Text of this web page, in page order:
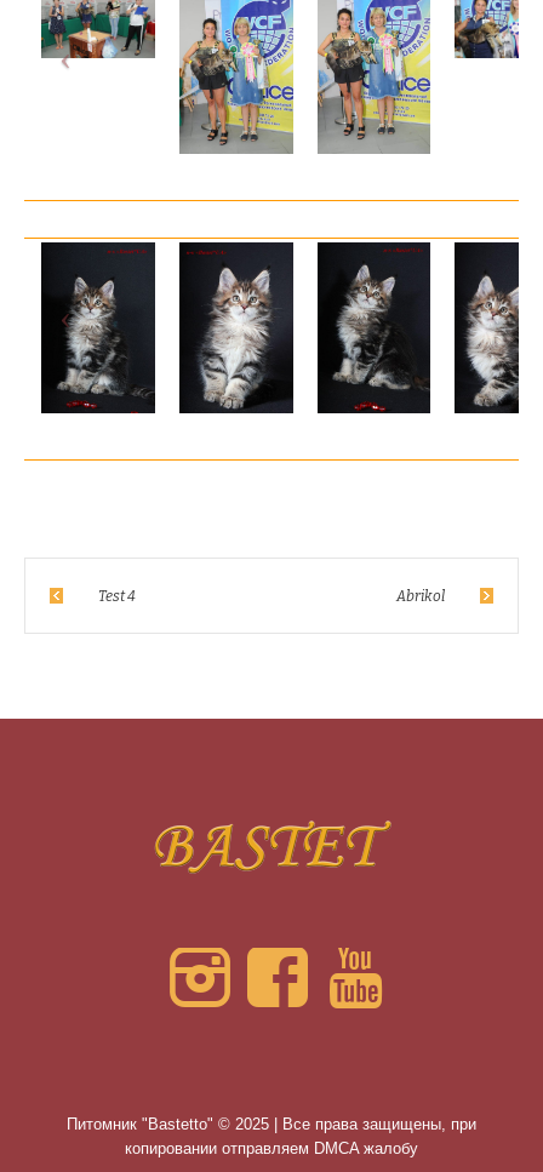
Test 4 Abrikol
Питомник "Bastetto" © 2025 | Все права защищены, при
копировании отправляем DMCA жалобу